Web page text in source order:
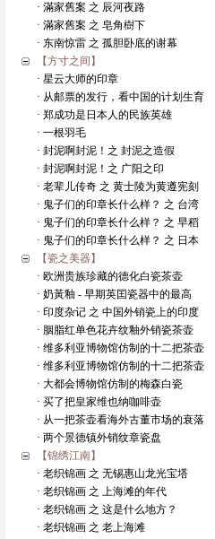
· 滿家舊案 之 辰河夜路
· 滿家舊案 之 皂角樹下
· 东南惊雷 之 孤胆卧底的谢幕
【方寸之间】
· 星云大师的印章
· 从邮票的发行，看中国的计划生育
· 郑成功是日本人的民族英雄
· 一根羽毛
· 封泥啊封泥！之 封泥之造假
· 封泥啊封泥！之 广阳之印
· 老辈儿传奇 之 黄士陵为黄遵宪刻
· 鬼子们的印章长什么样？ 之 台湾
· 鬼子们的印章长什么样？ 之 早稻
· 鬼子们的印章长什么样？ 之 日本
【瓷之美器】
· 欧洲贵族珍藏的德化白瓷茶壶
· 奶黃釉 - 早期英囯瓷器中的最高
· 印度杂记 之 中国外销瓷上的印度
· 胭脂红单色花卉纹釉外销瓷茶壶
· 维多利亚博物馆仿制的十二把茶壶
· 维多利亚博物馆仿制的十二把茶壶
· 大都会博物馆仿制的梅森白瓷
· 买了把皇家维也纳咖啡壶
· 从一把茶壶看海外古董市场的衰落
· 两个景德镇外销纹章瓷盘
【锦绣江南】
· 老织锦画 之 无锡惠山龙光宝塔
· 老织锦画 之 上海滩的年代
· 老织锦画 之 这是什么地方？
· 老织锦画 之 老上海滩